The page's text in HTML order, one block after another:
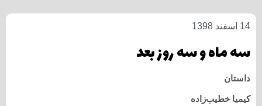
14 اسفند 1398
سه ماه و سه روز بعد
داستان
کیمیا خطیب‌زاده